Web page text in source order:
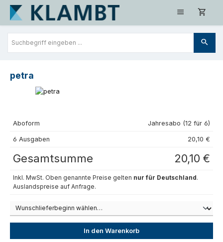
Zum Hauptinhalt springen
petra
Aboform Jahresabo (12 für 6)
6 Ausgaben 20,10 €
Gesamtsumme 20,10 €
Inkl. MwSt. Oben genannte Preise gelten nur für Deutschland.
Auslandspreise auf Anfrage.
In den Warenkorb